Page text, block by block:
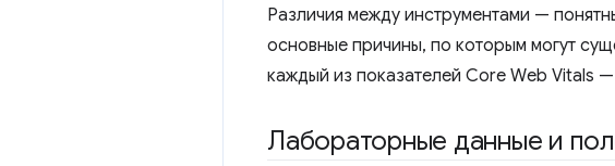
Различия между инструментами —
основные причины, по которым могут
каждый из показателей Core Web Vitals
Лабораторные данные и